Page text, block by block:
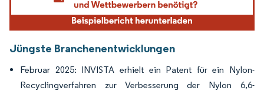
Jüngste Branchenentwicklungen
Februar 2025: INVISTA erhielt ein Patent für ein Nylon-
Recyclingverfahren zur Verbesserung der Nylon 6,6-